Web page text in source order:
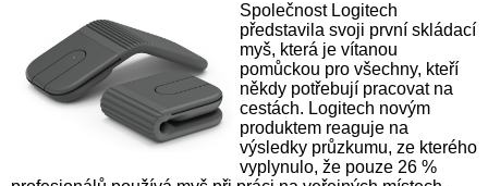
Společnost Logitech
představila svoji první skládací
myš, která je vítanou
pomůckou pro všechny, kteří
někdy potřebují pracovat na
cestách. Logitech novým
produktem reaguje na
výsledky průzkumu, ze kterého
vyplynulo, že pouze 26 %